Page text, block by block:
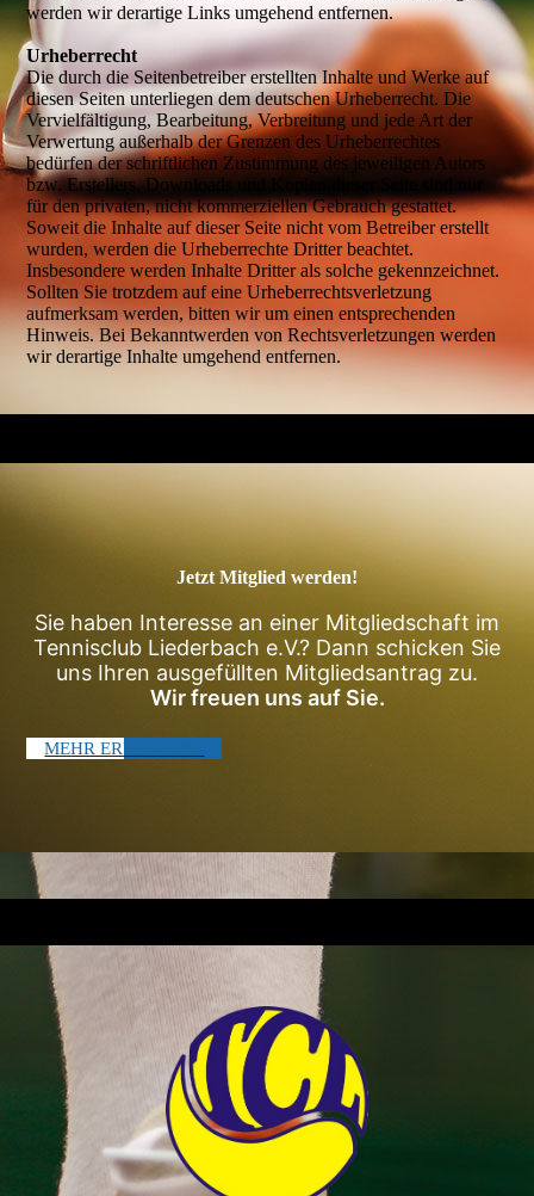
werden wir derartige Links umgehend entfernen.
Urheberrecht
Die durch die Seitenbetreiber erstellten Inhalte und Werke auf
diesen Seiten unterliegen dem deutschen Urheberrecht. Die
Vervielfältigung, Bearbeitung, Verbreitung und jede Art der
Verwertung außerhalb der Grenzen des Urheberrechtes
bedürfen der schriftlichen Zustimmung des jeweiligen Autors
bzw. Erstellers. Downloads und Kopien dieser Seite sind nur
für den privaten, nicht kommerziellen Gebrauch gestattet.
Soweit die Inhalte auf dieser Seite nicht vom Betreiber erstellt
wurden, werden die Urheberrechte Dritter beachtet.
Insbesondere werden Inhalte Dritter als solche gekennzeichnet.
Sollten Sie trotzdem auf eine Urheberrechtsverletzung
aufmerksam werden, bitten wir um einen entsprechenden
Hinweis. Bei Bekanntwerden von Rechtsverletzungen werden
wir derartige Inhalte umgehend entfernen.
Jetzt Mitglied werden!
Sie haben Interesse an einer Mitgliedschaft im
Tennisclub Liederbach e.V.? Dann schicken Sie
uns Ihren ausgefüllten Mitgliedsantrag zu.
Wir freuen uns auf Sie.
MEHR ERFAHREN ›